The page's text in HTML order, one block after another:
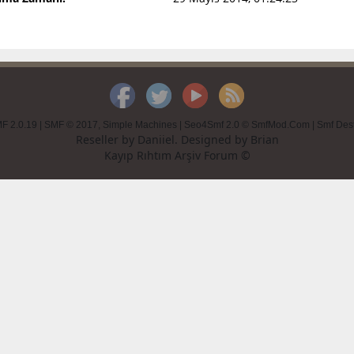
2.0.19 | SMF © 2017 Simple Machines | Seo4Smf 2.0 © SmfMod.Com | Smf
Reseller by Daniiel. Designed by Brian
Kayıp Rıhtım Arşiv Forum ©